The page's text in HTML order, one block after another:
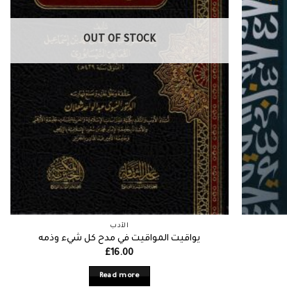
OUT OF STOCK
الأدب
يواقيت المواقيت في مدح كل شيء وذمه
£16.00
Read more